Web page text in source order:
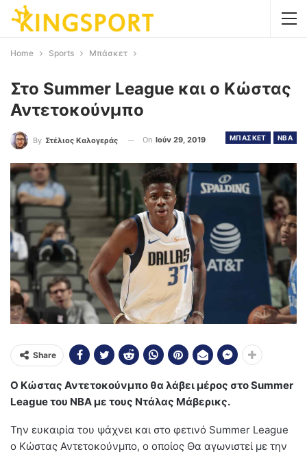
Home Sports Μπάσκετ
Στο Summer League και ο Κώστας
Αντετοκούνμπο
ΜΠΑΣΚΕΤ NBA
By Στέλιος Καλογεράς On Ιούν 29, 2019
Share
Ο Κώστας Αντετοκούνμπο θα λάβει μέρος στο Summer
League του ΝΒΑ με τους Ντάλας Μάβερικς.
Την ευκαιρία του ψάχνει και στο φετινό Summer League
ο Κώστας Αντετοκούνμπο, ο οποίος Θα αγωνιστεί με την